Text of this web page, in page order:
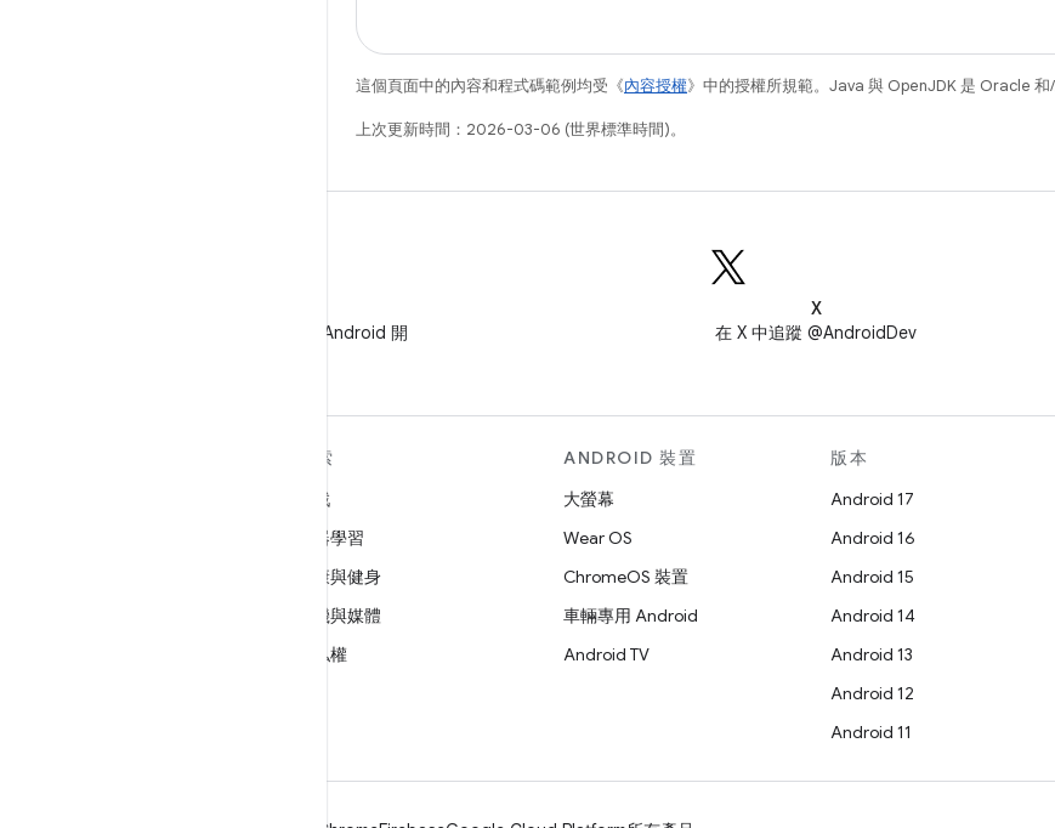
這個頁面中的內容和程式碼範例均受《內容授權》中的授權所規範。Java 與 OpenJDK 是 Oracle 和
上次更新時間：2026-03-06 (世界標準時間)。
在 WeChat 上追蹤 Android 開
X
在 X 中追蹤 @AndroidDev
探索
遊戲
機器學習
健康與健身
相機與媒體
隱私權
ANDROID 裝置
大螢幕
Wear OS
ChromeOS 裝置
車輛專用 Android
Android TV
版本
Android 17
Android 16
Android 15
Android 14
Android 13
Android 12
Android 11